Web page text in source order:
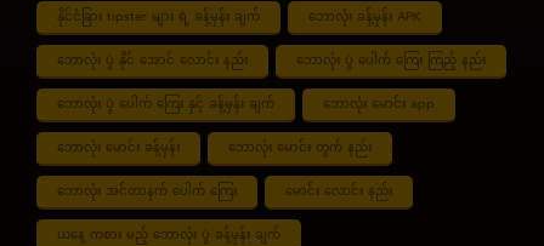
နိုင်ငံခြား tipster များ ရဲ့ ခန့်မှန်း ချက် ဘောလုံး ခန့်မှန်း APK
ဘောလုံး ပွဲ နိုင် အောင် လောင်း နည်း ဘောလုံး ပွဲ ပေါက် ကြေး ကြည့် နည်း
ဘောလုံး ပွဲ ပေါက် ကြေး နှင့် ခန့်မှန်း ချက် ဘောလုံး မောင်း app
ဘောလုံး မောင်း ခန့်မှန်း ဘောလုံး မောင်း တွက် နည်း
ဘောလုံး အင်တာနက် ပေါက် ကြေး မောင်း လောင်း နည်း
ယနေ့ ကစား မည့် ဘောလုံး ပွဲ ခန့်မှန်း ချက်